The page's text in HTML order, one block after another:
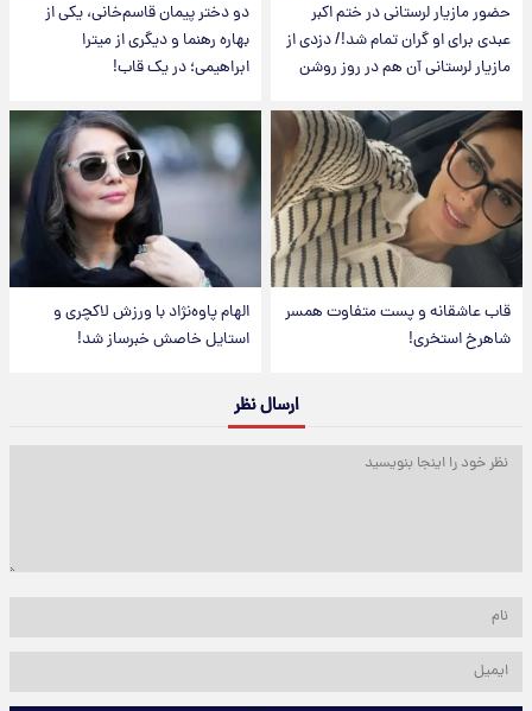
حضور مازیار لرستانی در ختم اکبر
عبدی برای او گران تمام شد!/ دزدی از
مازیار لرستانی آن هم در روز روشن
دو دختر پیمان قاسم‌خانی، یکی از
بهاره رهنما و دیگری از میترا
ابراهیمی؛ در یک قاب!
قاب عاشقانه و پست متفاوت همسر
شاهرخ استخری!
الهام پاوه‌نژاد با ورزش لاکچری و
استایل خاصش خبرساز شد!
ارسال نظر